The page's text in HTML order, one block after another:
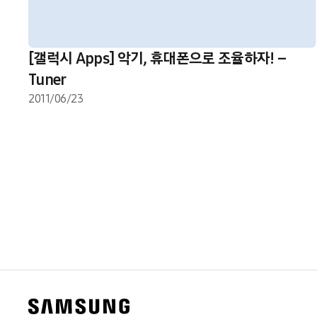
[갤럭시 Apps] 악기, 휴대폰으로 조율하자! –
Tuner
2011/06/23